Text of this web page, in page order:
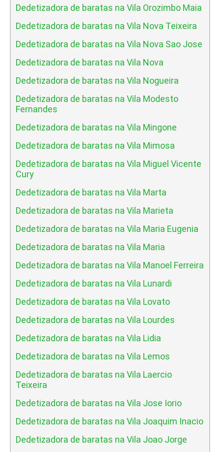
Dedetizadora de baratas na Vila Orozimbo Maia
Dedetizadora de baratas na Vila Nova Teixeira
Dedetizadora de baratas na Vila Nova Sao Jose
Dedetizadora de baratas na Vila Nova
Dedetizadora de baratas na Vila Nogueira
Dedetizadora de baratas na Vila Modesto
Fernandes
Dedetizadora de baratas na Vila Mingone
Dedetizadora de baratas na Vila Mimosa
Dedetizadora de baratas na Vila Miguel Vicente
Cury
Dedetizadora de baratas na Vila Marta
Dedetizadora de baratas na Vila Marieta
Dedetizadora de baratas na Vila Maria Eugenia
Dedetizadora de baratas na Vila Maria
Dedetizadora de baratas na Vila Manoel Ferreira
Dedetizadora de baratas na Vila Lunardi
Dedetizadora de baratas na Vila Lovato
Dedetizadora de baratas na Vila Lourdes
Dedetizadora de baratas na Vila Lidia
Dedetizadora de baratas na Vila Lemos
Dedetizadora de baratas na Vila Laercio
Teixeira
Dedetizadora de baratas na Vila Jose Iorio
Dedetizadora de baratas na Vila Joaquim Inacio
Dedetizadora de baratas na Vila Joao Jorge